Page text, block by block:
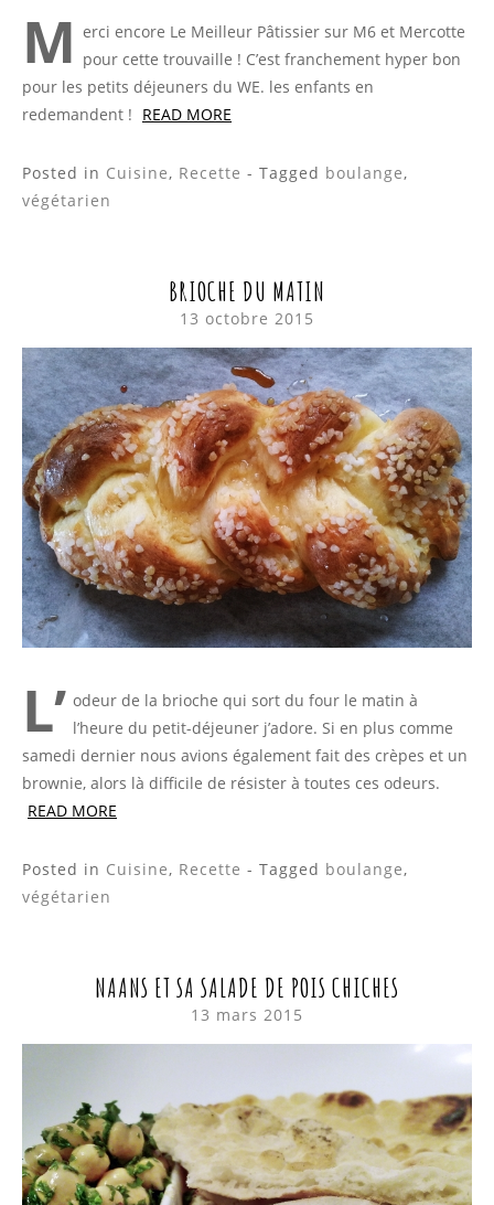
M erci encore Le Meilleur Pâtissier sur M6 et Mercotte
pour cette trouvaille ! C’est franchement hyper bon
pour les petits déjeuners du WE. les enfants en
redemandent ! READ MORE
Posted in Cuisine, Recette - Tagged boulange,
végétarien
BRIOCHE DU MATIN
13 octobre 2015
L’ odeur de la brioche qui sort du four le matin à
l’heure du petit-déjeuner j’adore. Si en plus comme
samedi dernier nous avions également fait des crèpes et un
brownie, alors là difficile de résister à toutes ces odeurs.
READ MORE
Posted in Cuisine, Recette - Tagged boulange,
végétarien
NAANS ET SA SALADE DE POIS CHICHES
13 mars 2015